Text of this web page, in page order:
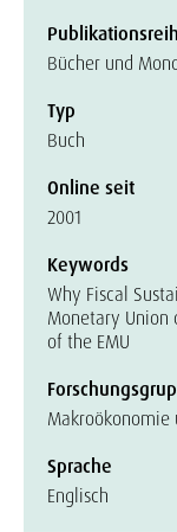
Bücher und
Typ
Buch
Online seit
2001
Keywords
Why Fiscal
Monetary Union
of the EMU
Sprache
Englisch